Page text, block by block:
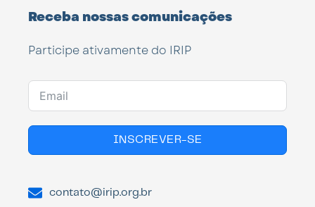
Receba nossas comunicações
Participe ativamente do IRIP
INSCREVER-SE
contato@irip.org.br